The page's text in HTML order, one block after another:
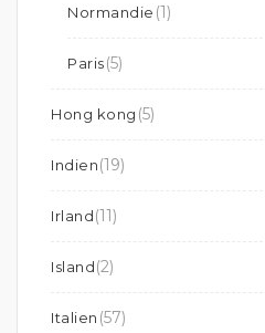
Normandie (1)
Paris(5)
Hong kong (5)
Indien(19)
Irland(11)
Island(2)
Italien (57)